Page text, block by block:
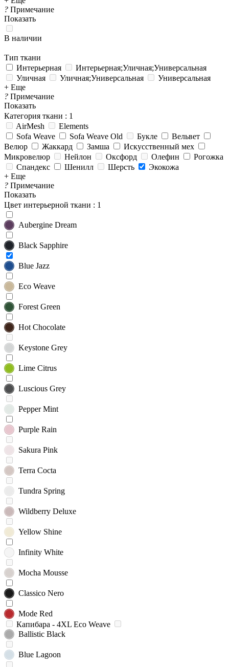
? Примечание
Показать
В наличии
Тип ткани
Интерьерная
Интерьерная;Уличная;Универсальная
Уличная
Уличная;Универсальная
Универсальная
+ Еще
? Примечание
Показать
Категория ткани : 1
AirMesh
Elements
Sofa Weave
Sofa Weave Old Букле
Вельвет
Велюр
Жаккард Замша
Искусственный мех
Микровелюр
Нейлон Оксфорд Олефин
Рогожка
Спандекс
Шенилл Шерсть
Экокожа
+ Еще
? Примечание
Показать
Цвет интерьерной ткани : 1
Aubergine Dream
Black Sapphire
Blue Jazz
Eco Weave
Forest Green
Hot Chocolate
Keystone Grey
Lime Citrus
Luscious Grey
Pepper Mint
Purple Rain
Sakura Pink
Terra Cocta
Tundra Spring
Wildberry Deluxe
Yellow Shine
Infinity White
Mocha Mousse
Classico Nero
Mode Red
Капибара - 4XL Eco Weave
Ballistic Black
Blue Lagoon